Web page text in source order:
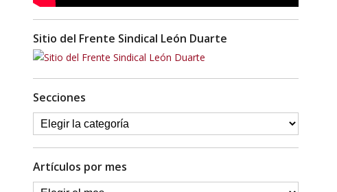
Sitio del Frente Sindical León Duarte
Secciones
Artículos por mes